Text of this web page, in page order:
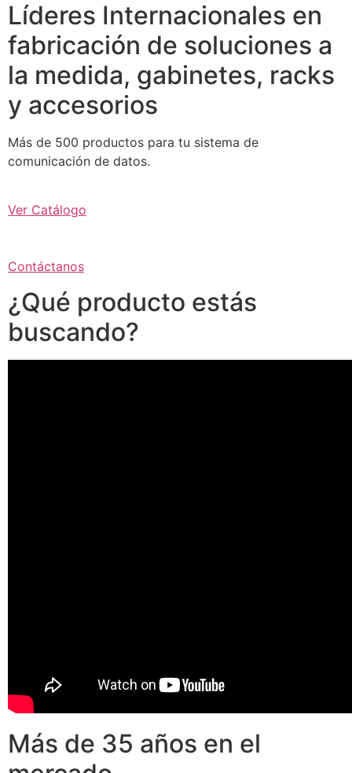
Líderes Internacionales en
fabricación de soluciones a
la medida, gabinetes, racks
y accesorios
Más de 500 productos para tu sistema de
comunicación de datos.
Ver Catálogo
Contáctanos
¿Qué producto estás
buscando?
Más de 35 años en el